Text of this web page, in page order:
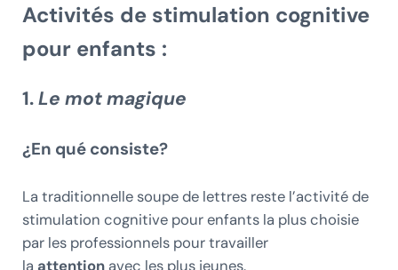
Activités de stimulation cognitive
pour enfants :
1.Le mot magique
¿En qué consiste?
La traditionnelle soupe de lettres reste l’activité de
stimulation cognitive pour enfants la plus choisie
par les professionnels pour travailler
la attentionavec les plus jeunes.